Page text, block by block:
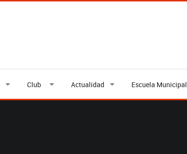
Club Actualidad Escuela Municipal